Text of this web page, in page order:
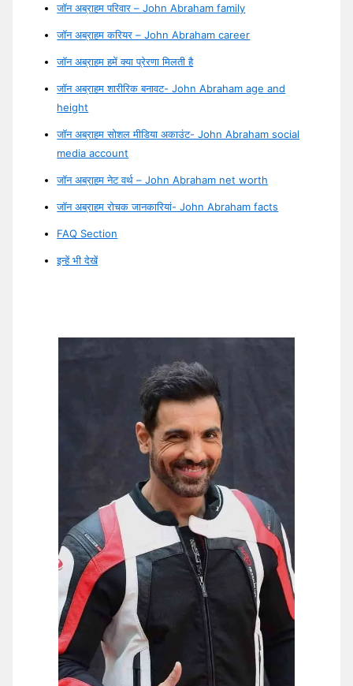
जॉन अब्राहम परिवार – John Abraham family
जॉन अब्राहम करियर – John Abraham career
जॉन अब्राहम हमें क्या प्रेरणा मिलती है
जॉन अब्राहम शारीरिक बनावट- John Abraham age and
height
जॉन अब्राहम सोशल मीडिया अकाउंट- John Abraham social
media account
जॉन अब्राहम नेट वर्थ – John Abraham net worth
जॉन अब्राहम रोचक जानकारियां- John Abraham facts
FAQ Section
इन्हें भी देखें